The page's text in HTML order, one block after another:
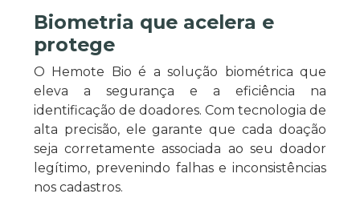
Biometria que acelera e
protege
O Hemote Bio é a solução biométrica que
eleva a segurança e a eficiência na
identificação de doadores. Com tecnologia de
alta precisão, ele garante que cada doação
seja corretamente associada ao seu doador
legítimo, prevenindo falhas e inconsistências
nos cadastros.